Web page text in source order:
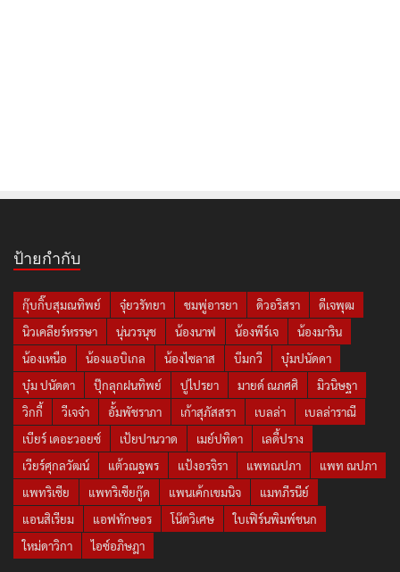
ป้ายกำกับ
กุ๊บกิ๊บสุมณทิพย์ จุ๋ยวรัทยา ชมพู่อารยา ดิวอริสรา
ดีเจพุฒ
นิวเคลียร์หรรษา
นุ่นวรนุช น้องนาฟ น้องพีร์เจ
น้องมาริน
น้องเหนือ
น้องแอบิเกล น้องไซลาส บีมกวี
บุ๋มปนัดดา
บุ๋ม ปนัดดา
ปุ๊กลุกฝนทิพย์ ปูไปรยา มายด์ ณภศศิ
มิวนิษฐา
วิกกี้
วีเจจ๋า อั้มพัชราภา เก้าสุภัสสรา เบลล่า
เบลล่าราณี
เบียร์ เดอะวอยซ์
เป้ยปานวาด เมย์ปทิดา
เลดี้ปราง
เวียร์ศุกลวัฒน์
แต้วณฐพร แป้งอรจิรา แพทณปภา
แพท ณปภา
แพทริเซีย
แพทริเซียกู๊ด แพนเค้กเขมนิจ
แมทภีรนีย์
แอนสิเรียม
แอฟทักษอร โน๊ตวิเศษ
ใบเฟิร์นพิมพ์ชนก
ใหม่ดาวิกา
ไอซ์อภิษฎา